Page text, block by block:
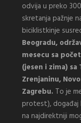
odvija u preko
skretanja pažnje
biciklistkinje
Beogradu,
mesecu sa
(jesen i zima) sa
Zrenjaninu,
Zagrebu. To je
protest), događaj
na najdirektniji